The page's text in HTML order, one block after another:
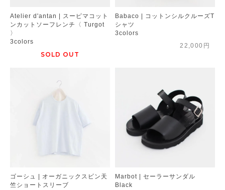
Atelier d'antan | スーピマコット
ンカットソーフレンチ〈 Turgot
〉
3colors
SOLD OUT
Babaco | コットンシルクルーズT
シャツ
3colors
22,000円
ゴーシュ | オーガニックスビン天
竺ショートスリーブ
Marbot | セーラーサンダル
Black